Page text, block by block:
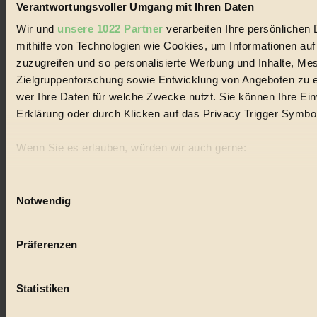
Verantwortungsvoller Umgang mit Ihren Daten
Wir und unsere 1022 Partner verarbeiten Ihre persönlichen
mithilfe von Technologien wie Cookies, um Informationen
zuzugreifen und so personalisierte Werbung und Inhalte,
Zielgruppenforschung sowie Entwicklung von Angeboten zu
wer Ihre Daten für welche Zwecke nutzt. Sie können Ihre
Erklärung oder durch Klicken auf das Privacy Trigger
Wenn Sie es erlauben, würden wir auch gerne:
Informationen über Ihre geografische Lage erfassen,
Ihr Gerät durch aktives Scannen nach bestimmten
Präferenzen im
biorama.eu
Notwendig
Präferenzen
Statistiken
Regional
Garten